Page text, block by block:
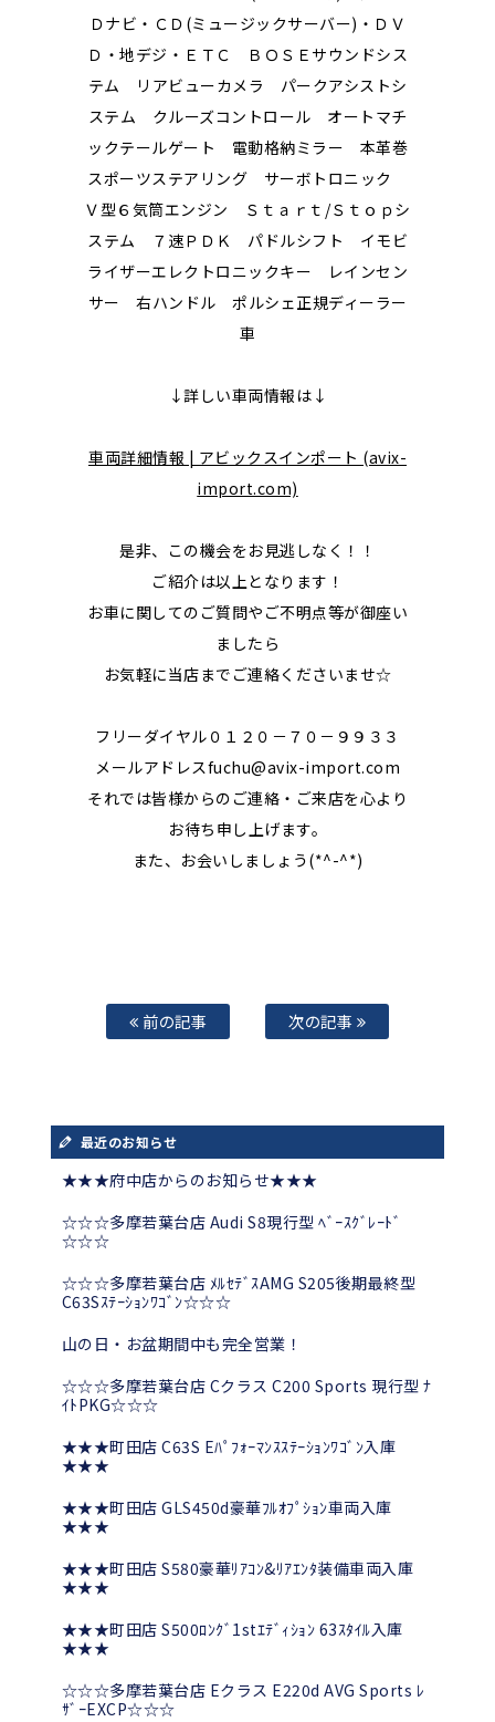
Ｄナビ・ＣＤ(ミュージックサーバー)・ＤＶ
Ｄ・地デジ・ＥＴＣ ＢＯＳＥサウンドシス
テム リアビューカメラ パークアシストシ
ステム クルーズコントロール オートマチ
ックテールゲート 電動格納ミラー 本革巻
スポーツステアリング サーボトロニック
Ｖ型６気筒エンジン Ｓｔａｒｔ/Ｓｔｏｐシ
ステム ７速ＰＤＫ パドルシフト イモビ
ライザーエレクトロニックキー レインセン
サー 右ハンドル ポルシェ正規ディーラー
車
↓詳しい車両情報は↓
車両詳細情報 | アビックスインポート (avix-
import.com)
是非、この機会をお見逃しなく！！
ご紹介は以上となります！
お車に関してのご質問やご不明点等が御座い
ましたら
お気軽に当店までご連絡くださいませ☆
フリーダイヤル０１２０－７０－９９３３
メールアドレスfuchu@avix-import.com
それでは皆様からのご連絡・ご来店を心より
お待ち申し上げます。
また、お会いしましょう(*^-^*)
前の記事 次の記事
最近のお知らせ
★★★府中店からのお知らせ★★★
☆☆☆多摩若葉台店 Audi S8現行型 ﾍﾞｰｽｸﾞﾚｰﾄﾞ
☆☆☆
☆☆☆多摩若葉台店 ﾒﾙｾﾃﾞｽAMG S205後期最終型
C63Sｽﾃｰｼｮﾝﾜｺﾞﾝ☆☆☆
山の日・お盆期間中も完全営業！
☆☆☆多摩若葉台店 Cクラス C200 Sports 現行型 ﾅ
ｲﾄPKG☆☆☆
★★★町田店 C63S Eﾊﾟﾌｫｰﾏﾝｽｽﾃｰｼｮﾝﾜｺﾞﾝ入庫
★★★
★★★町田店 GLS450d豪華ﾌﾙｵﾌﾟｼｮﾝ車両入庫
★★★
★★★町田店 S580豪華ﾘｱｺﾝ&ﾘｱｴﾝﾀ装備車両入庫
★★★
★★★町田店 S500ﾛﾝｸﾞ1stｴﾃﾞｨｼｮﾝ 63ｽﾀｲﾙ入庫
★★★
☆☆☆多摩若葉台店 Eクラス E220d AVG Sports ﾚ
ｻﾞｰEXCP☆☆☆